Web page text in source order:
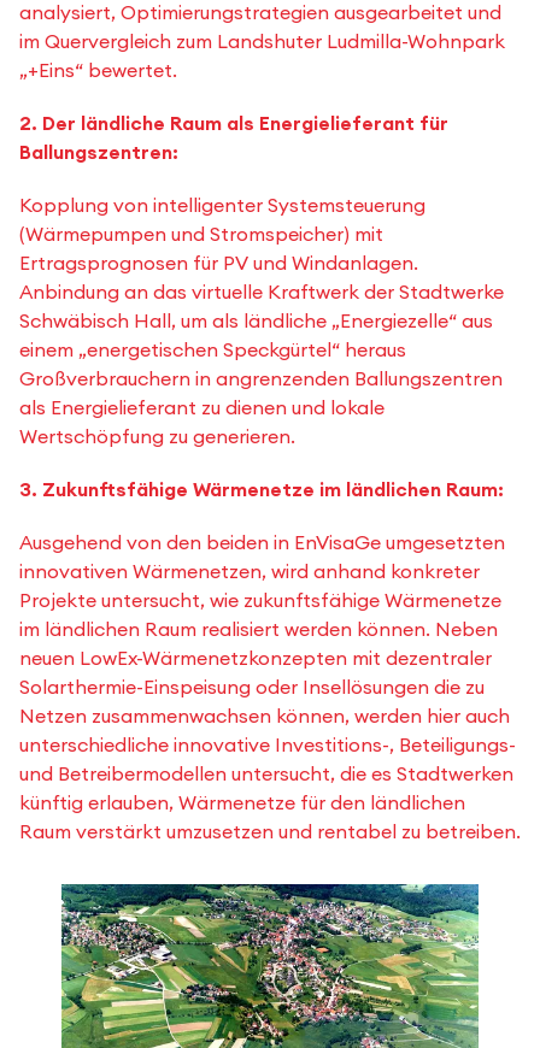
analysiert, Optimierungstrategien ausgearbeitet und
im Quervergleich zum Landshuter Ludmilla-Wohnpark
„+Eins“ bewertet.
2. Der ländliche Raum als Energielieferant für
Ballungszentren:
Kopplung von intelligenter Systemsteuerung
(Wärmepumpen und Stromspeicher) mit
Ertragsprognosen für PV und Windanlagen.
Anbindung an das virtuelle Kraftwerk der Stadtwerke
Schwäbisch Hall, um als ländliche „Energiezelle“ aus
einem „energetischen Speckgürtel“ heraus
Großverbrauchern in angrenzenden Ballungszentren
als Energielieferant zu dienen und lokale
Wertschöpfung zu generieren.
3. Zukunftsfähige Wärmenetze im ländlichen Raum:
Ausgehend von den beiden in EnVisaGe umgesetzten
innovativen Wärmenetzen, wird anhand konkreter
Projekte untersucht, wie zukunftsfähige Wärmenetze
im ländlichen Raum realisiert werden können. Neben
neuen LowEx-Wärmenetzkonzepten mit dezentraler
Solarthermie-Einspeisung oder Insellösungen die zu
Netzen zusammenwachsen können, werden hier auch
unterschiedliche innovative Investitions-, Beteiligungs-
und Betreibermodellen untersucht, die es Stadtwerken
künftig erlauben, Wärmenetze für den ländlichen
Raum verstärkt umzusetzen und rentabel zu betreiben.